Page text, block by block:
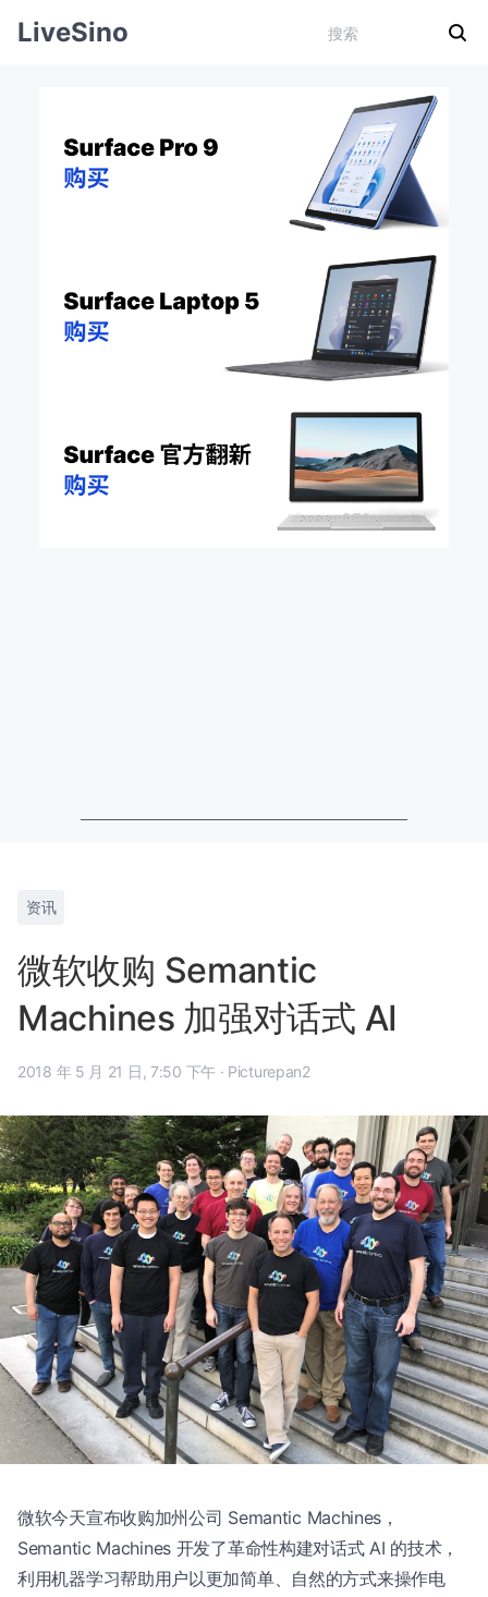
LiveSino
资讯
微软收购 Semantic
Machines 加强对话式 AI
2018 年 5 月 21 日, 7:50 下午 · Picturepan2
微软今天宣布收购加州公司 Semantic Machines，
Semantic Machines 开发了革命性构建对话式 AI 的技术，
利用机器学习帮助用户以更加简单、自然的方式来操作电